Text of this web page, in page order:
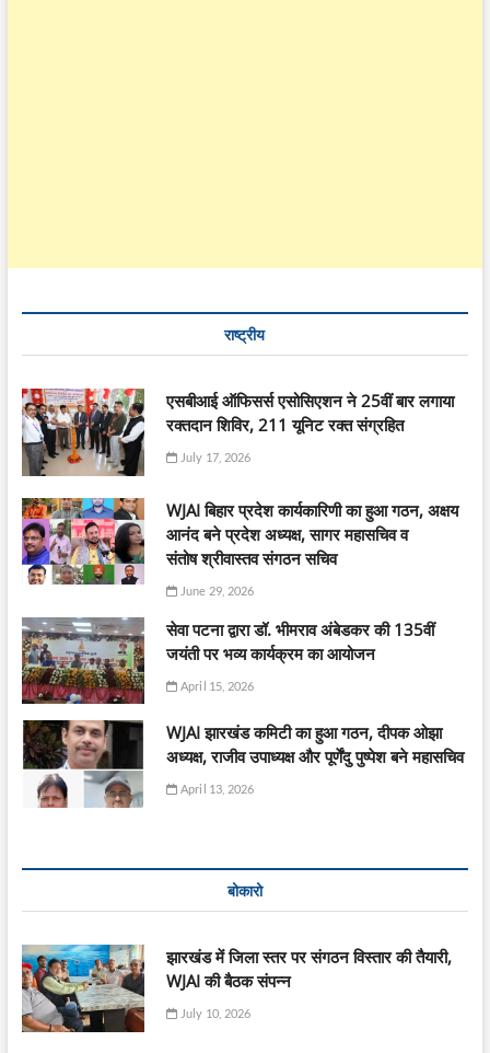
राष्ट्रीय
एसबीआई ऑफिसर्स एसोसिएशन ने 25वीं बार लगाया
रक्तदान शिविर, 211 यूनिट रक्त संग्रहित
July 17, 2026
WJAI बिहार प्रदेश कार्यकारिणी का हुआ गठन, अक्षय
आनंद बने प्रदेश अध्यक्ष, सागर महासचिव व
संतोष श्रीवास्तव संगठन सचिव
June 29, 2026
सेवा पटना द्वारा डॉ. भीमराव अंबेडकर की 135वीं
जयंती पर भव्य कार्यक्रम का आयोजन
April 15, 2026
WJAI झारखंड कमिटी का हुआ गठन, दीपक ओझा
अध्यक्ष, राजीव उपाध्यक्ष और पूर्णेंदु पुष्पेश बने महासचिव
April 13, 2026
बोकारो
झारखंड में जिला स्तर पर संगठन विस्तार की तैयारी,
WJAI की बैठक संपन्न
July 10, 2026